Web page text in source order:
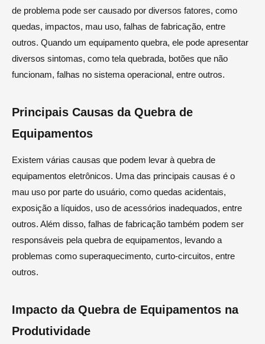
de problema pode ser causado por diversos fatores, como
quedas, impactos, mau uso, falhas de fabricação, entre
outros. Quando um equipamento quebra, ele pode apresentar
diversos sintomas, como tela quebrada, botões que não
funcionam, falhas no sistema operacional, entre outros.
Principais Causas da Quebra de
Equipamentos
Existem várias causas que podem levar à quebra de
equipamentos eletrônicos. Uma das principais causas é o
mau uso por parte do usuário, como quedas acidentais,
exposição a líquidos, uso de acessórios inadequados, entre
outros. Além disso, falhas de fabricação também podem ser
responsáveis pela quebra de equipamentos, levando a
problemas como superaquecimento, curto-circuitos, entre
outros.
Impacto da Quebra de Equipamentos na
Produtividade